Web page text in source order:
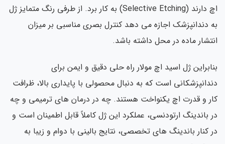
اچ دارند (Selective Etching) به کار برد. از طرفی رنگ متمایز ژل
به دندانپزشک اجازه می دهد کنترل بصری مناسبی بر میزان
انتشار ماده در محل داشته باشد.
بنابراین ژل اسید اچ مولار راه حلی دقیق و ایمن برای
دندانپزشکانی است که به دنبال محصولی با پایداری بالا، ظرافت
کار و قدرت اچ یکنواخت هستند. چه در درمان های ترمیمی و چه
در باندینگ ارتودنسی، عملکرد این ژل کاملاً قابل اطمینان است و
در کنار باندینگ های تخصصی، نتایج بالینی با دوام و زیبا به